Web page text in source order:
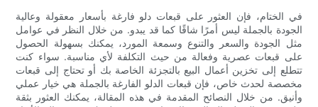
في الختام، فإن العثور على قبعات دلو فارغة بأسعار معقولة وعالية
الجودة بالجملة ليس أمرًا شاقًا كما قد يبدو. من خلال النظر في عوامل
مثل الجودة والسعر والتنوع وسمعة المورد، يمكنك بسهولة الحصول
على قبعات عصرية وفعالة من حيث التكلفة لأي مناسبة. سواء كنت
تتطلع إلى تخزين أعمال البيع بالتجزئة الخاصة بك أو تحتاج إلى قبعات
مخصصة لحدث خاص، فإن قبعات الدلو الفارغة بالجملة هي خيار عملي
وأنيق. من خلال النصائح المقدمة في هذه المقالة، يمكنك العثور بثقة